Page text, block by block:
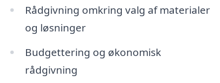
Rådgivning omkring valg af materialer
og løsninger
Budgettering og økonomisk
rådgivning